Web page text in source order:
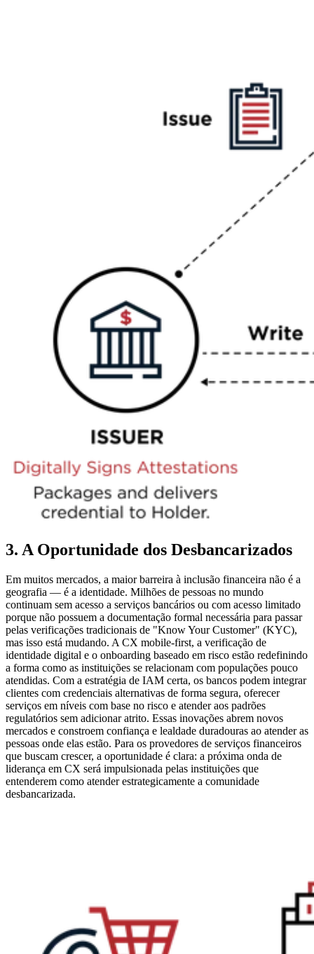
3. A Oportunidade dos Desbancarizados
Em muitos mercados, a maior barreira à inclusão financeira não é a
geografia — é a identidade. Milhões de pessoas no mundo
continuam sem acesso a serviços bancários ou com acesso limitado
porque não possuem a documentação formal necessária para passar
pelas verificações tradicionais de "Know Your Customer" (KYC),
mas isso está mudando. A CX mobile-first, a verificação de
identidade digital e o onboarding baseado em risco estão redefinindo
a forma como as instituições se relacionam com populações pouco
atendidas. Com a estratégia de IAM certa, os bancos podem integrar
clientes com credenciais alternativas de forma segura, oferecer
serviços em níveis com base no risco e atender aos padrões
regulatórios sem adicionar atrito. Essas inovações abrem novos
mercados e constroem confiança e lealdade duradouras ao atender as
pessoas onde elas estão. Para os provedores de serviços financeiros
que buscam crescer, a oportunidade é clara: a próxima onda de
liderança em CX será impulsionada pelas instituições que
entenderem como atender estrategicamente a comunidade
desbancarizada.